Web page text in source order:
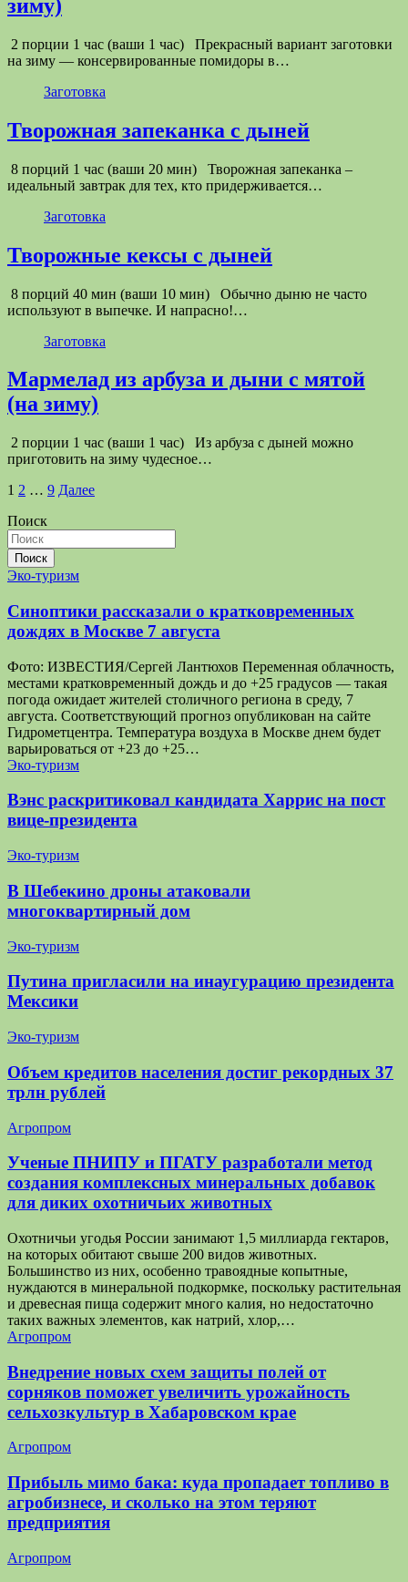
зиму)
2 порции 1 час (ваши 1 час) Прекрасный вариант заготовки
на зиму — консервированные помидоры в…
Заготовка
Творожная запеканка с дыней
8 порций 1 час (ваши 20 мин) Творожная запеканка –
идеальный завтрак для тех, кто придерживается…
Заготовка
Творожные кексы с дыней
8 порций 40 мин (ваши 10 мин) Обычно дыню не часто
используют в выпечке. И напрасно!…
Заготовка
Мармелад из арбуза и дыни с мятой
(на зиму)
2 порции 1 час (ваши 1 час) Из арбуза с дыней можно
приготовить на зиму чудесное…
Пагинация
записей
1 2 … 9 Далее
Поиск
Поиск
Эко-туризм
Синоптики рассказали о кратковременных
дождях в Москве 7 августа
Фото: ИЗВЕСТИЯ/Сергей Лантюхов Переменная облачность,
местами кратковременный дождь и до +25 градусов — такая
погода ожидает жителей столичного региона в среду, 7
августа. Соответствующий прогноз опубликован на сайте
Гидрометцентра. Температура воздуха в Москве днем будет
варьироваться от +23 до +25…
Эко-туризм
Вэнс раскритиковал кандидата Харрис на пост
вице-президента
Эко-туризм
В Шебекино дроны атаковали
многоквартирный дом
Эко-туризм
Путина пригласили на инаугурацию президента
Мексики
Эко-туризм
Объем кредитов населения достиг рекордных 37
трлн рублей
Агропром
Ученые ПНИПУ и ПГАТУ разработали метод
создания комплексных минеральных добавок
для диких охотничьих животных
Охотничьи угодья России занимают 1,5 миллиарда гектаров,
на которых обитают свыше 200 видов животных.
Большинство из них, особенно травоядные копытные,
нуждаются в минеральной подкормке, поскольку растительная
и древесная пища содержит много калия, но недостаточно
таких важных элементов, как натрий, хлор,…
Агропром
Внедрение новых схем защиты полей от
сорняков поможет увеличить урожайность
сельхозкультур в Хабаровском крае
Агропром
Прибыль мимо бака: куда пропадает топливо в
агробизнесе, и сколько на этом теряют
предприятия
Агропром